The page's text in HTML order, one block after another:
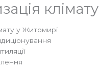
клімату
у Житомирі